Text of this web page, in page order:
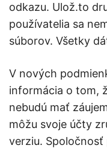
odkazu. Ulož.to
používatelia sa
súborov. Všetky
V nových
informácia o tom,
nebudú mať
môžu svoje účty
verziu.